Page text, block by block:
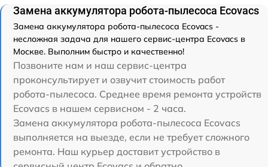
Замена аккумулятора робота-пылесоса Ecovacs
Замена аккумулятора робота-пылесоса Ecovacs -
несложная задача для нашего сервис-центра Ecovacs в
Москве. Выполним быстро и качественно!
Позвоните нам и наш сервис-центра
проконсультирует и озвучит стоимость работ
робота-пылесоса. Среднее время ремонта устройств
Ecovacs в нашем сервисном - 2 часа.
Замена аккумулятора робота-пылесоса Ecovacs
выполняется на выезде, если не требует сложного
ремонта. Наш курьер доставит устройство в